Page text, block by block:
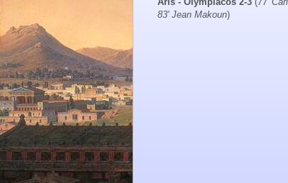
83' Jean Makoun)